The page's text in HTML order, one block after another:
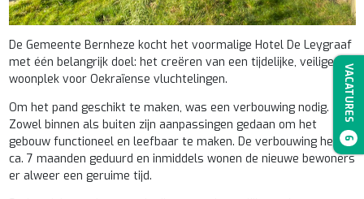
VACATURES
6
De Gemeente Bernheze kocht het voormalige Hotel De Leygraaf
met één belangrijk doel: het creëren van een tijdelijke, veilige
woonplek voor Oekraïense vluchtelingen.
Om het pand geschikt te maken, was een verbouwing nodig.
Zowel binnen als buiten zijn aanpassingen gedaan om het
gebouw functioneel en leefbaar te maken. De verbouwing heeft
ca. 7 maanden geduurd en inmiddels wonen de nieuwe bewoners
er alweer een geruime tijd.